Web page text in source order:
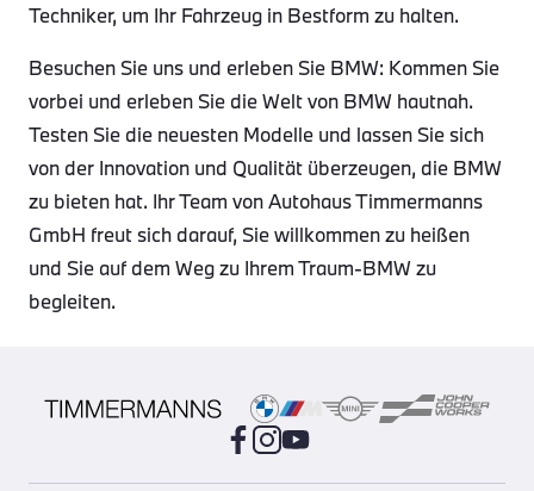
Techniker, um Ihr Fahrzeug in Bestform zu halten.
Besuchen Sie uns und erleben Sie BMW: Kommen Sie
vorbei und erleben Sie die Welt von BMW hautnah.
Testen Sie die neuesten Modelle und lassen Sie sich
von der Innovation und Qualität überzeugen, die BMW
zu bieten hat. Ihr Team von Autohaus Timmermanns
GmbH freut sich darauf, Sie willkommen zu heißen
und Sie auf dem Weg zu Ihrem Traum-BMW zu
begleiten.